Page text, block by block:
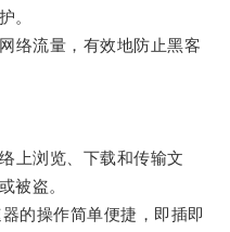
。
流量，有效地防止黑客
浏览、下载和传输文
被盗。
操作简单便捷，即插即